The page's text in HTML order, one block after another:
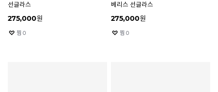
선글라스
275,000원
찜 0
베리스 선글라스
275,000원
찜 0